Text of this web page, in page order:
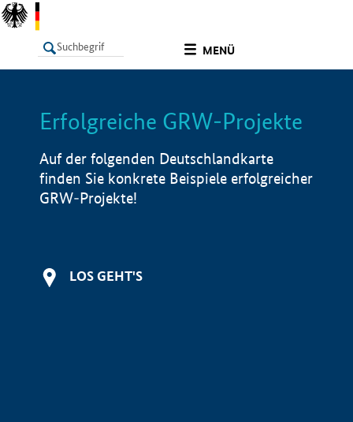
MENÜ
LISTE Info
Erfolgreiche GRW-Projekte
Auf der folgenden Deutschlandkarte
finden Sie konkrete Beispiele erfolgreicher
GRW-Projekte!
LOS GEHT'S